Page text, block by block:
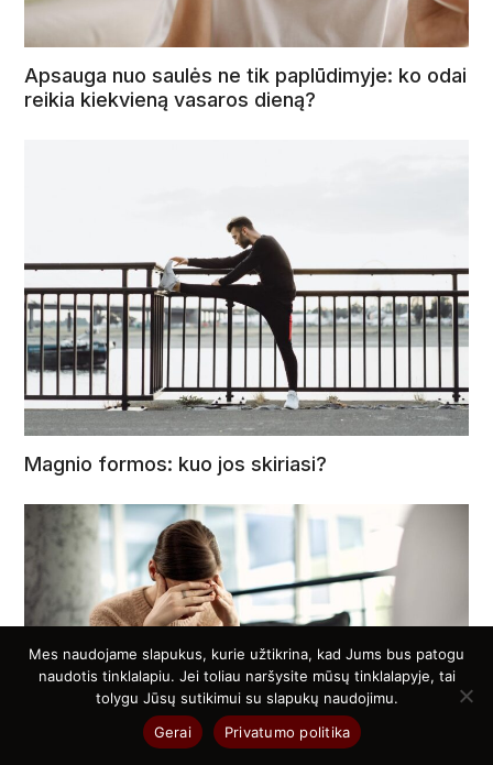
Apsauga nuo saulės ne tik paplūdimyje: ko odai
reikia kiekvieną vasaros dieną?
Magnio formos: kuo jos skiriasi?
Mes naudojame slapukus, kurie užtikrina, kad Jums bus patogu
naudotis tinklalapiu. Jei toliau naršysite mūsų tinklalapyje, tai
tolygu Jūsų sutikimui su slapukų naudojimu.
Gerai
Privatumo politika